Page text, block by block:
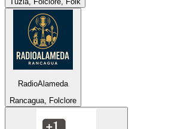
RadioAlameda
Rancagua, Folclore